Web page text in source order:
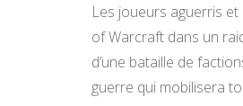
Les joueurs aguerris
of Warcraft dans un
d’une bataille de
guerre qui mobilisera